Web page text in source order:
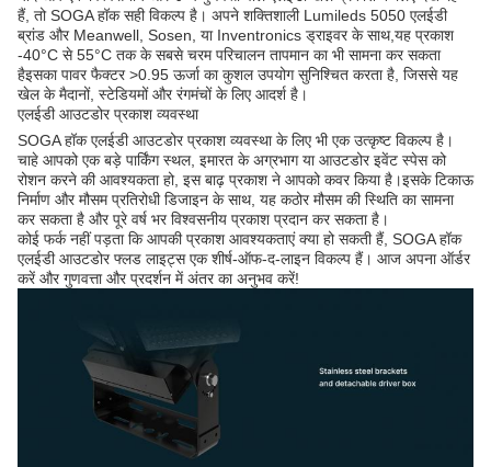
हैं, तो SOGA हॉक सही विकल्प है। अपने शक्तिशाली Lumileds 5050 एलईडी
ब्रांड और Meanwell, Sosen, या Inventronics ड्राइवर के साथ,यह प्रकाश
-40°C से 55°C तक के सबसे चरम परिचालन तापमान का भी सामना कर सकता
हैइसका पावर फैक्टर >0.95 ऊर्जा का कुशल उपयोग सुनिश्चित करता है, जिससे यह
खेल के मैदानों, स्टेडियमों और रंगमंचों के लिए आदर्श है।
एलईडी आउटडोर प्रकाश व्यवस्था
SOGA हॉक एलईडी आउटडोर प्रकाश व्यवस्था के लिए भी एक उत्कृष्ट विकल्प है।
चाहे आपको एक बड़े पार्किंग स्थल, इमारत के अग्रभाग या आउटडोर इवेंट स्पेस को
रोशन करने की आवश्यकता हो, इस बाढ़ प्रकाश ने आपको कवर किया है।इसके टिकाऊ
निर्माण और मौसम प्रतिरोधी डिजाइन के साथ, यह कठोर मौसम की स्थिति का सामना
कर सकता है और पूरे वर्ष भर विश्वसनीय प्रकाश प्रदान कर सकता है।
कोई फर्क नहीं पड़ता कि आपकी प्रकाश आवश्यकताएं क्या हो सकती हैं, SOGA हॉक
एलईडी आउटडोर फ्लड लाइट्स एक शीर्ष-ऑफ-द-लाइन विकल्प हैं। आज अपना ऑर्डर
करें और गुणवत्ता और प्रदर्शन में अंतर का अनुभव करें!